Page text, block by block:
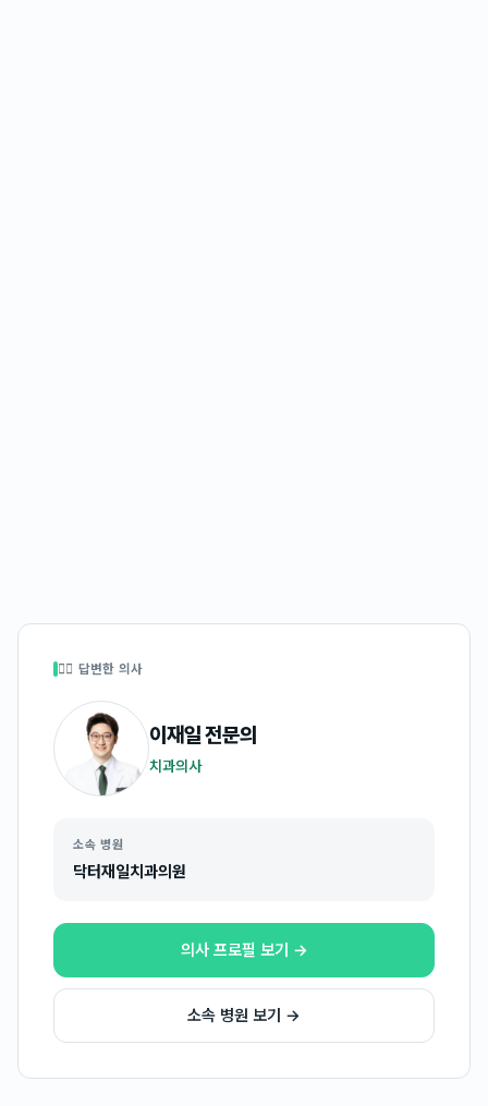
👩‍⚕️ 답변한 의사
이재일전문의
치과의사
소속 병원
닥터재일치과의원
의사 프로필 보기 →
소속 병원 보기 →